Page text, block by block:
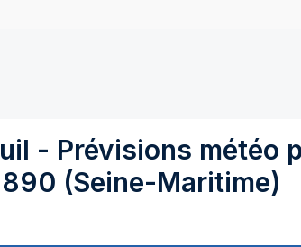
- Prévisions météo
(Seine-Maritime)